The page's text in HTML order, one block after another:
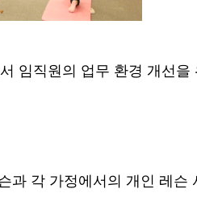
임직원의 업무 환경 개선을
과 각 가정에서의 개인 레슨